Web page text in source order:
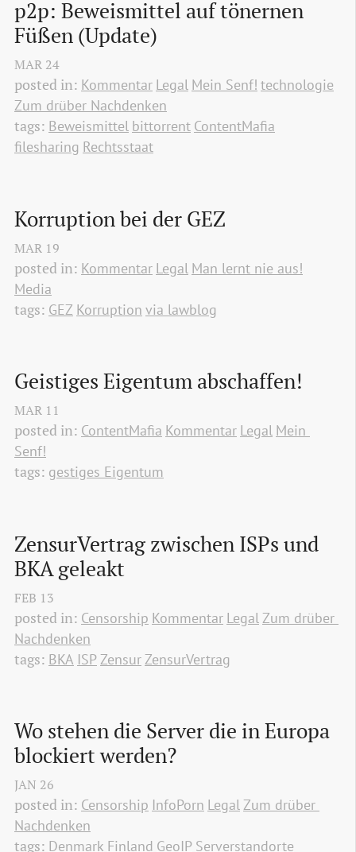
p2p: Beweismittel auf tönernen
Füßen (Update)
MAR 24
posted in: Kommentar Legal Mein Senf! technologie
Zum drüber Nachdenken
tags: Beweismittel bittorrent ContentMafia
filesharing Rechtsstaat
Korruption bei der GEZ
MAR 19
posted in: Kommentar Legal Man lernt nie aus!
Media
tags: GEZ Korruption via lawblog
Geistiges Eigentum abschaffen!
MAR 11
posted in: ContentMafia Kommentar Legal Mein
Senf!
tags: gestiges Eigentum
ZensurVertrag zwischen ISPs und
BKA geleakt
FEB 13
posted in: Censorship Kommentar LegalZum drüber
Nachdenken
tags: BKA ISPZensurZensurVertrag
Wo stehen die Server die in Europa
blockiert werden?
JAN 26
posted in: Censorship InfoPorn LegalZum drüber
Nachdenken
tags: Denmark Finland GeoIP Serverstandorte